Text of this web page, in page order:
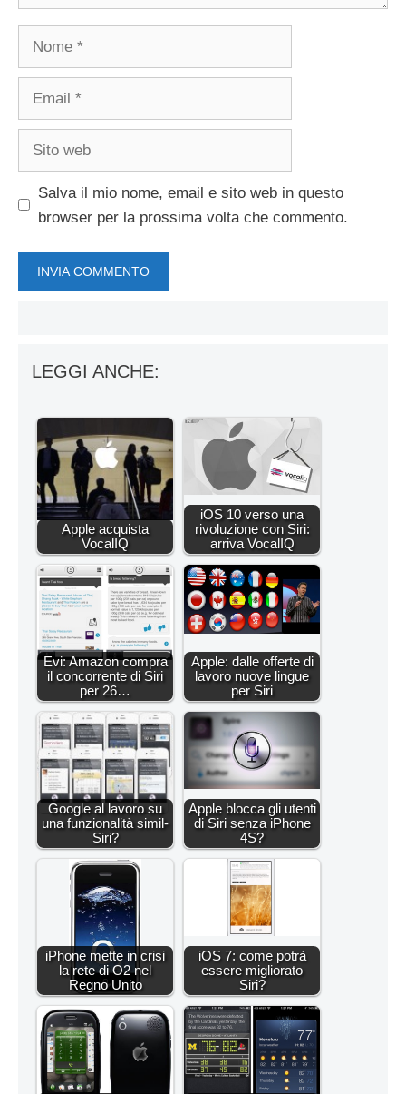
Salva il mio nome, email e sito web in questo
browser per la prossima volta che commento.
LEGGI ANCHE:
Apple acquista
VocalIQ
iOS 10 verso una
rivoluzione con Siri:
arriva VocalIQ
Evi: Amazon compra
il concorrente di Siri
per 26…
Apple: dalle offerte di
lavoro nuove lingue
per Siri
Google al lavoro su
una funzionalità simil-
Siri?
Apple blocca gli utenti
di Siri senza iPhone
4S?
iPhone mette in crisi
la rete di O2 nel
Regno Unito
iOS 7: come potrà
essere migliorato
Siri?